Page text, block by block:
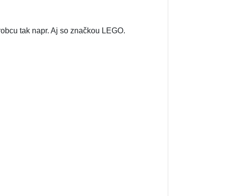
tak napr. Aj so značkou LEGO.